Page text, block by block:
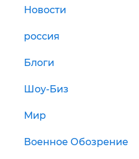
Новости
россия
Блоги
Шоу-Биз
Мир
Военное Обозрение